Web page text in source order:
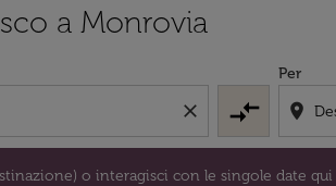
a Monrovia
close compare_arrows
Per
location_on
o interagisci con le singole date
destinazione) o interagisci con le